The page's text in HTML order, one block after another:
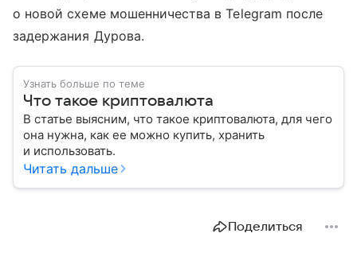
о новой схеме мошенничества в Telegram после
задержания Дурова.
Узнать больше по теме
Что такое криптовалюта
В статье выясним, что такое криптовалюта, для чего
она нужна, как ее можно купить, хранить
и использовать.
Читать дальше
Поделиться